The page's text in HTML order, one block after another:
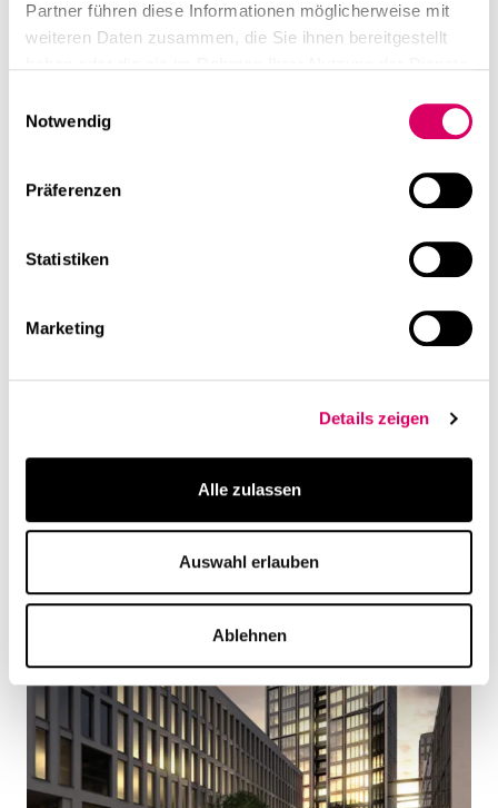
Partner führen diese Informationen möglicherweise mit
weiteren Daten zusammen, die Sie ihnen bereitgestellt
Notwendig
Präferenzen
Statistiken
Marketing
Details zeigen
Alle zulassen
Auswahl erlauben
Ablehnen
Bildquelle: